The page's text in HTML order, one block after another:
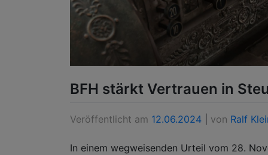
BFH stärkt Vertrauen in
Veröffentlicht am 12.06.2024 von Ralf
In einem wegweisenden Urteil vom 28.